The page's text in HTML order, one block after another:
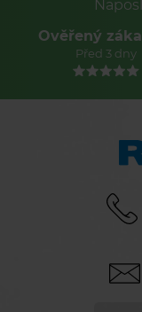
Ověřený
Před 3 dny